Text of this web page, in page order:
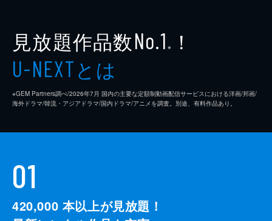
見放題作品数No.1 ※ ！
U-NEXTとは
※GEM Partners調べ/2026年7⽉ 国内の主要な定額制動画配信サービスにおける洋画/邦画/
海外ドラマ/韓流・アジアドラマ/国内ドラマ/アニメを調査。別途、有料作品あり。
01
420,000 本以上が見放題！